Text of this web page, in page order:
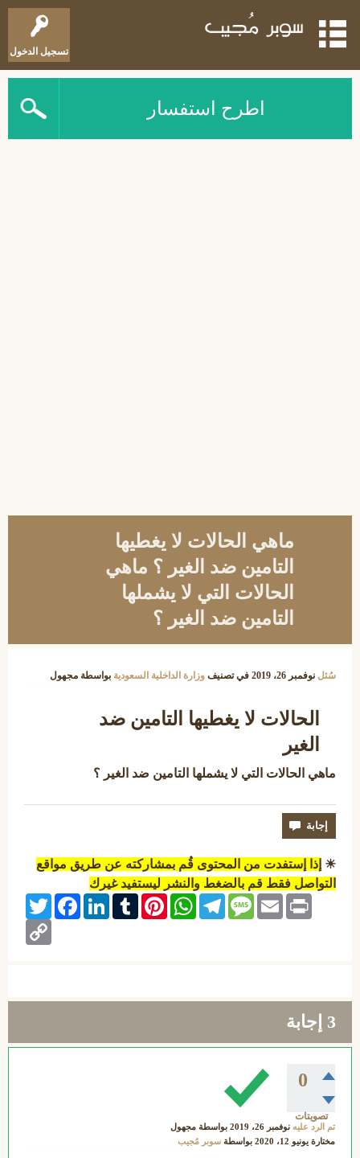
تسجيل الدخول
اطرح استفسار
ماهي الحالات لا يغطيها
التامين ضد الغير ؟ ماهي
الحالات التي لا يشملها
التامين ضد الغير ؟
سُئل نوفمبر 26، 2019 في تصنيف وزارة الداخلية السعودية بواسطة مجهول
الحالات لا يغطيها التامين ضد
الغير
ماهي الحالات التي لا يشملها التامين ضد الغير ؟
☀ إذا إستفدت من المحتوى قُم بمشاركته عن طريق مواقع
التواصل فقط قم بالضغط والنشر ليستفيد غيرك
Twitter
FacebookLinkedInTumblrPinterest
WhatsAppTelegramMessageEmail Print
Copy
Link
3 إجابة
0
تصويتات
تم الرد عليه نوفمبر 26، 2019 بواسطة مجهول
مختارة يونيو 12، 2020 بواسطة سوبر مُجيب